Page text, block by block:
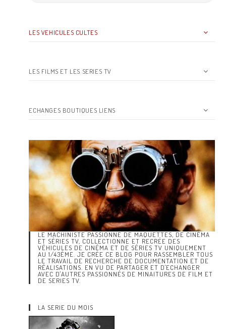
LES VEHICULES CULTES
LES FILMS ET LES SERIES TV
ECHANGES BOUTIQUES LIENS
LE MACHINISTE PASSIONNÉ DE MAQUETTES, DE CINÉMA
ET SÉRIES TV, COLLECTIONNE ET RECRÉE DES
VÉHICULES DE CINÉMA ET DE SÉRIES TV UNIQUEMENT
AU 1/43ÈME. JE CRÉE CE BLOG POUR RASSEMBLER TOUS
LE TRAVAIL DE RECHERCHE DE DOCUMENTATION ET DE
RÉALISATIONS. EN VU DE PARTAGER ET D'ECHANGER
AVEC D'AUTRES PASSIONNÉS DE MINAITURES DE FILM ET
DE SERIES TV.
LA SERIE DU MOIS